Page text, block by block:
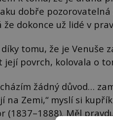
dobře
že dokonce už lidé v
díky tomu, že je Venuše
povrch, kolovala o
žádný důvod…
na Zemi,“ myslí si
(1837–1888). Měl